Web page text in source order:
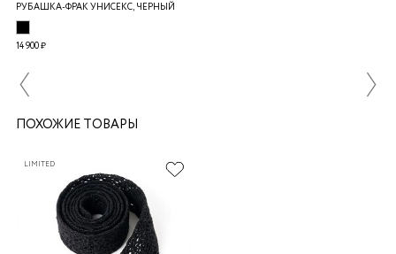
РУБАШКА-ФРАК УНИСЕКС, ЧЕРНЫЙ
14 900 ₽
ПОХОЖИЕ ТОВАРЫ
LIMITED